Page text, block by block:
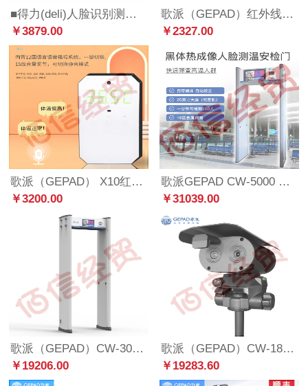
■得力(deli)人脸识别测温门禁考勤套装 医院学校写字楼快速测温识别 DL-ACS703-TW
￥3879.00
歌派（GEPAD）红外线测温仪 远距离双面显示自动感应测温 高精度体温筛查仪 语音报警立式非接触X9
￥2327.00
歌派（GEPAD） X10红外线自动测温仪 远距离高精度自感应体温快速筛查仪 语音报警立式非接触式
￥3200.00
歌派GEPAD CW-5000 热成像测温安检门（25寸屏+18区安检+2.4米门框）
￥31039.00
歌派（GEPAD）CW-3000A 热成像测温门无接触快速通过式红外测温仪 医院学校安检门人体自动测温
￥19206.00
歌派（GEPAD）CW-180 黑体红外测温仪 立式热成像 多人脸识别测温仪 非接触式远距离温度检测仪
￥19283.60